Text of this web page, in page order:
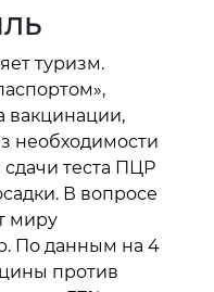
туризм.
вакцинации,
необходимости
теста ПЦР
В вопросе
миру
По данным на 4
против